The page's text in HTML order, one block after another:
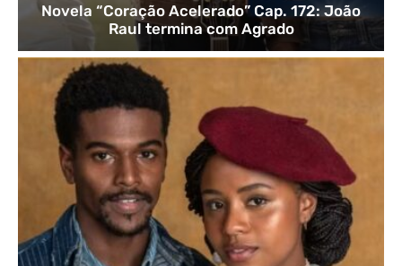
Novela “Coração Acelerado” Cap. 172: João
Raul termina com Agrado